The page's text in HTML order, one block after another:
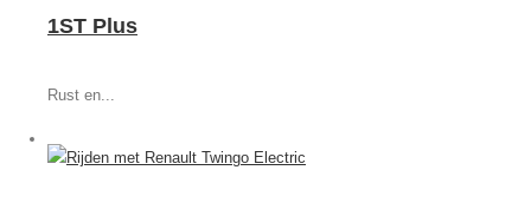
1ST Plus
Rust en...